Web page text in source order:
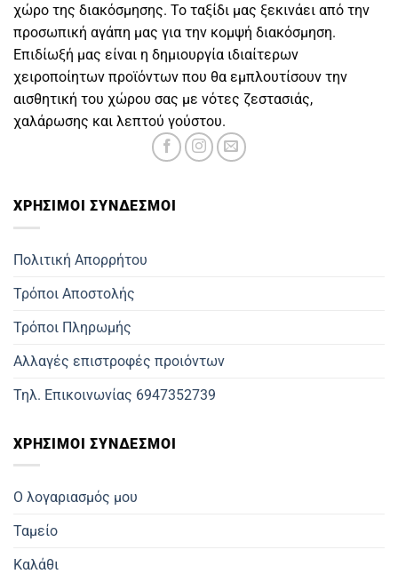
χώρο της διακόσμησης. Το ταξίδι μας ξεκινάει από την
προσωπική αγάπη μας για την κομψή διακόσμηση.
Επιδίωξή μας είναι η δημιουργία ιδιαίτερων
χειροποίητων προϊόντων που θα εμπλουτίσουν την
αισθητική του χώρου σας με νότες ζεστασιάς,
χαλάρωσης και λεπτού γούστου.
ΧΡΗΣΙΜOΙ ΣΥΝΔΕΣΜΟΙ
Πολιτική Απορρήτου
Τρόποι Αποστολής
Τρόποι Πληρωμής
Αλλαγές επιστροφές προιόντων
Τηλ. Επικοινωνίας 6947352739
ΧΡΗΣΙΜΟΙ ΣΥΝΔΕΣΜΟΙ
Ο λογαριασμός μου
Ταμείο
Καλάθι